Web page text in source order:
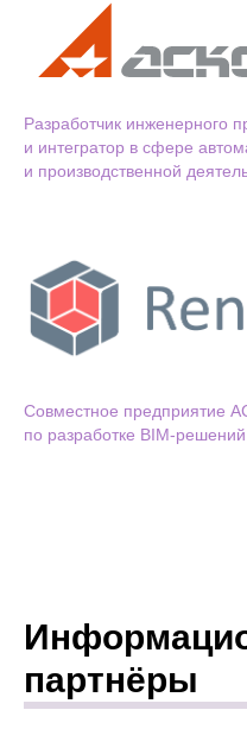
Разработчик инженерного
и интегратор в сфере
и производственной
Cовместное предприятие
по разработке BIM-решений
партнёры